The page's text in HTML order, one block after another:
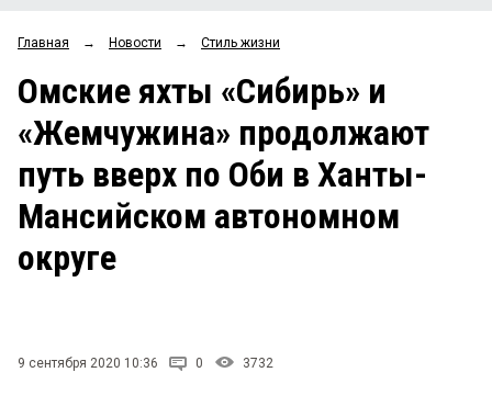
ОБЩЕСТВО
ЗАКОН
НОВОСТИ КОМПАНИЙ
ПРОИСШЕСТВИЯ
СТИЛЬ ЖИЗНИ
Рейтинги
Блоги
Архив
Главная → Новости → Стиль жизни
Омские яхты «Сибирь» и
«Жемчужина» продолжают
путь вверх по Оби в Ханты-
Мансийском автономном
округе
9 сентября 2020 10:36 0 3732